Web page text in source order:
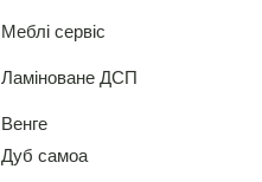
Меблі сервіс
Ламіноване ДСП
Венге
Дуб самоа